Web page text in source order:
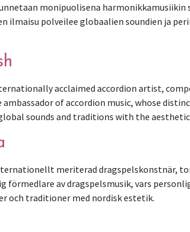
monipuolisena harmonikkamusiikin
ilmaisu polveilee globaalien soundien ja
acclaimed accordion artist,
ambassador of accordion music, whose
sounds and traditions with the
meriterad dragspelskonstnär,
förmedlare av dragspelsmusik, vars
och traditioner med nordisk estetik.